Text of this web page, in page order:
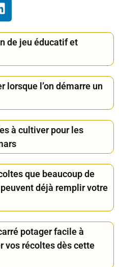
de jeu éducatif et
lorsque l’on démarre un
à cultiver pour les
que beaucoup de
déjà remplir votre
potager facile à
vos récoltes dès cette